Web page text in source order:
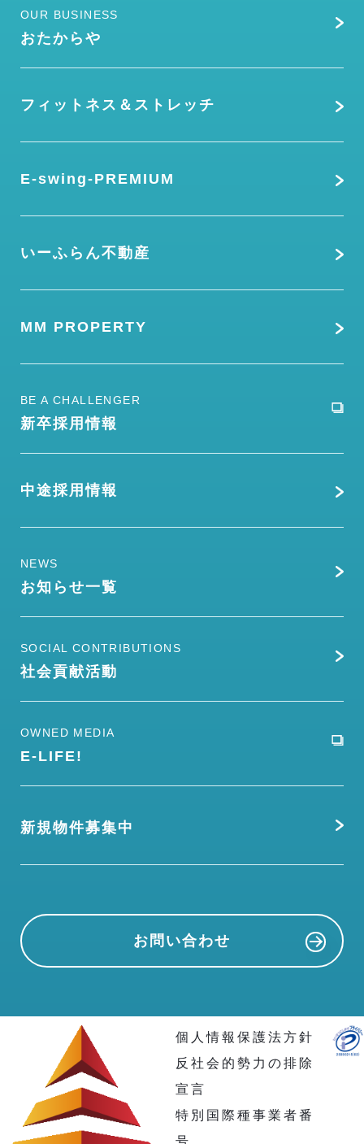
OUR BUSINESS
おたからや
フィットネス＆ストレッチ
E-swing-PREMIUM
いーふらん不動産
MM PROPERTY
BE A CHALLENGER
新卒採用情報
中途採用情報
NEWS
お知らせ一覧
SOCIAL CONTRIBUTIONS
社会貢献活動
OWNED MEDIA
E-LIFE!
新規物件募集中
お問い合わせ
個人情報保護法方針
反社会的勢力の排除
宣言
特別国際種事業者番
号